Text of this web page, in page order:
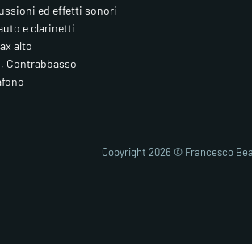
ed effetti sonori
e clarinetti
alto
, Contrabbasso
Copyright 2026 © Francesco